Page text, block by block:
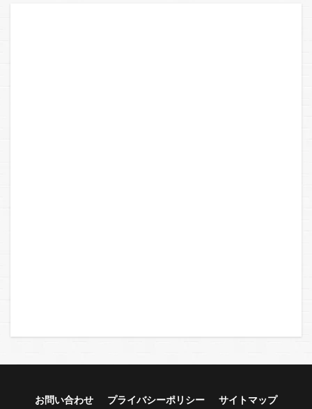
お問い合わせ プライバシーポリシー サイトマップ